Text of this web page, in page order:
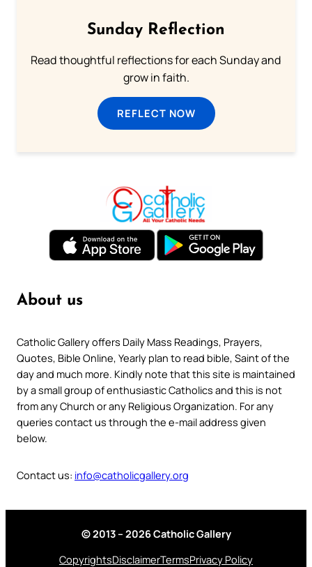
Sunday Reflection
Read thoughtful reflections for each Sunday and
grow in faith.
REFLECT NOW
About us
Catholic Gallery offers Daily Mass Readings, Prayers,
Quotes, Bible Online, Yearly plan to read bible, Saint of the
day and much more. Kindly note that this site is maintained
by a small group of enthusiastic Catholics and this is not
from any Church or any Religious Organization. For any
queries contact us through the e-mail address given
below.
Contact us: info@catholicgallery.org
© 2013 – 2026 Catholic Gallery
CopyrightsDisclaimerTermsPrivacy Policy